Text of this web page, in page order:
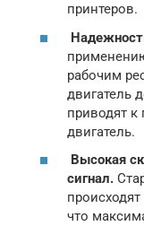
принтеров.
рабочим
двигатель
приводят
двигатель.
Высокая
сигнал.
что